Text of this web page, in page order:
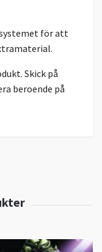
för att
Skick på
beroende på